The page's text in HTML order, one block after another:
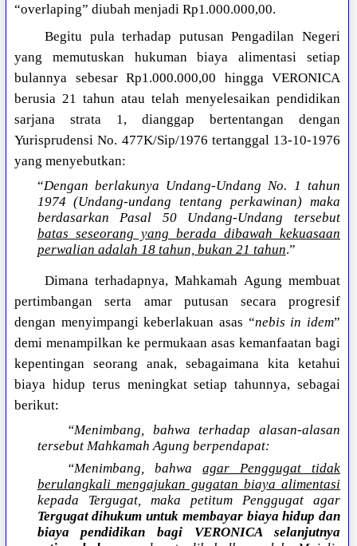
“overlaping” diubah menjadi Rp1.000.000,00.
Begitu pula terhadap putusan Pengadilan Negeri
yang memutuskan hukuman biaya alimentasi setiap
bulannya sebesar Rp1.000.000,00 hingga VERONICA
berusia 21 tahun atau telah menyelesaikan pendidikan
sarjana strata 1, dianggap bertentangan dengan
Yurisprudensi No. 477K/Sip/1976 tertanggal 13-10-1976
yang menyebutkan:
“Dengan berlakunya Undang-Undang No. 1 tahun
1974 (Undang-undang tentang perkawinan) maka
berdasarkan Pasal 50 Undang-Undang tersebut
batas seseorang yang berada dibawah kekuasaan
perwalian adalah 18 tahun, bukan 21 tahun.”
Dimana terhadapnya, Mahkamah Agung membuat
pertimbangan serta amar putusan secara progresif
dengan menyimpangi keberlakuan asas “nebis in idem”
demi menampilkan ke permukaan asas kemanfaatan bagi
kepentingan seorang anak, sebagaimana kita ketahui
biaya hidup terus meningkat setiap tahunnya, sebagai
berikut:
“Menimbang, bahwa terhadap alasan-alasan
tersebut Mahkamah Agung berpendapat:
“Menimbang, bahwaagar Penggugat tidak
berulangkali mengajukan gugatan biaya alimentasi
kepada Tergugat, maka petitum Penggugat agar
Tergugat dihukum untuk membayar biaya hidup dan
biaya pendidikan bagi VERONICA selanjutnya